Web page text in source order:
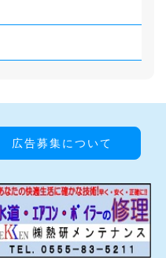
広告募集について